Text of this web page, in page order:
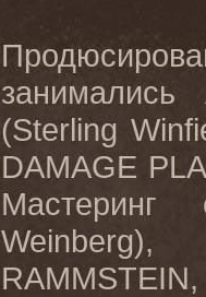
занимались
(Sterling
DAMAGE
Мастеринг
Weinberg),